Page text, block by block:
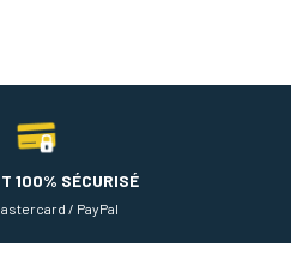
100% SÉCURISÉ
/ PayPal